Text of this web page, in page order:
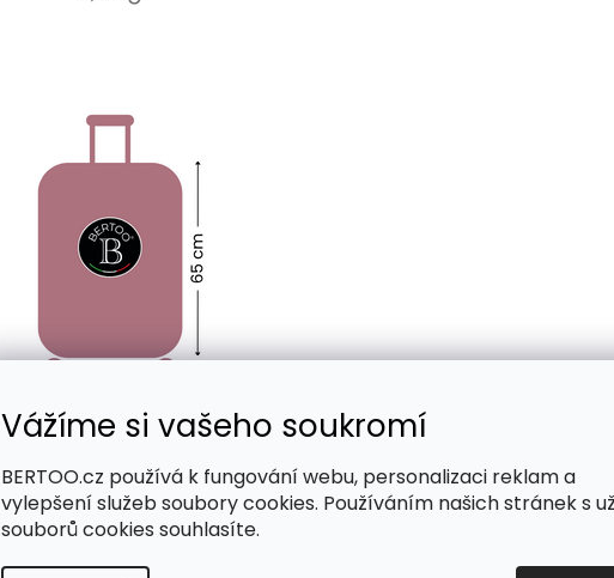
Vážíme si vašeho soukromí
BERTOO.cz používá k fungování webu, personalizaci reklam a
vylepšení služeb soubory cookies. Používáním našich stránek s
souborů cookies souhlasíte.